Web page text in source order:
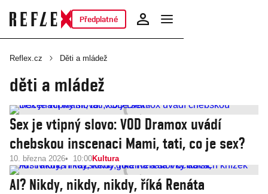
Předplatné
Reflex.cz Děti a mládež
děti a mládež
Sex je vtipný slovo: VOD Dramox uvádí
chebskou inscenaci Mami, tati, co je sex?
10. března 2026 10:00Kultura
AI? Nikdy, nikdy, nikdy, říká Renáta